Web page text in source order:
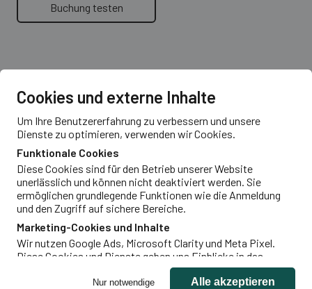
Cookies und externe Inhalte
Um Ihre Benutzererfahrung zu verbessern und unsere
Dienste zu optimieren, verwenden wir Cookies.
Funktionale Cookies
Diese Cookies sind für den Betrieb unserer Website
unerlässlich und können nicht deaktiviert werden. Sie
ermöglichen grundlegende Funktionen wie die Anmeldung
und den Zugriff auf sichere Bereiche.
Marketing-Cookies und Inhalte
Wir nutzen Google Ads, Microsoft Clarity und Meta Pixel.
Diese Cookies und Dienste geben uns Einblicke in das
Verhalten der Nutzer auf unserer Website und ermöglichen
uns somit unsere Leistungen stetig zu verbessern. Die dabei
Nur notwendige Alle akzeptieren
Buchung testen
3. Termine verwalten
Sobald die ersten Termine durch Ihre Kunden
gebucht werden, können Sie diese innerhalb des
Dashboards einsehen und verwalten. Dort sehen Sie